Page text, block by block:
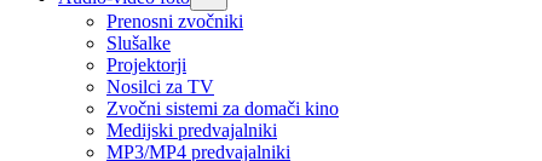
Prenosni zvočniki
Slušalke
Projektorji
Nosilci za TV
Zvočni sistemi za domači kino
Medijski predvajalniki
MP3/MP4 predvajalniki